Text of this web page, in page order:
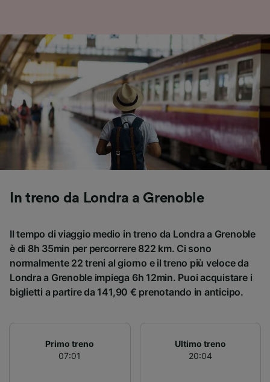
In treno da Londra a Grenoble
Il tempo di viaggio medio in treno da Londra a Grenoble
è di 8h 35min per percorrere 822 km. Ci sono
normalmente 22 treni al giorno e il treno più veloce da
Londra a Grenoble impiega 6h 12min. Puoi acquistare i
biglietti a partire da 141,90 € prenotando in anticipo.
Primo treno
07:01
Ultimo treno
20:04